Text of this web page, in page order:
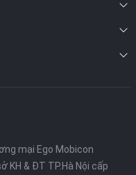
mại Ego Mobicon
KH & ĐT TP.Hà Nội cấp